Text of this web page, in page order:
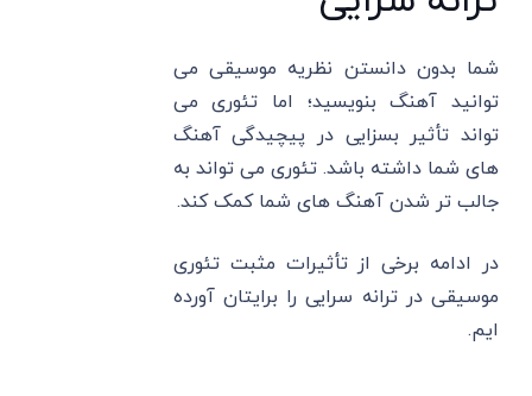
شما بدون دانستن نظریه موسیقی می
توانید آهنگ بنویسید؛ اما تئوری می
تواند تأثیر بسزایی در پیچیدگی آهنگ
های شما داشته باشد. تئوری می تواند به
جالب تر شدن آهنگ های شما کمک کند.
در ادامه برخی از تأثیرات مثبت تئوری
موسیقی در ترانه سرایی را برایتان آورده
ایم.